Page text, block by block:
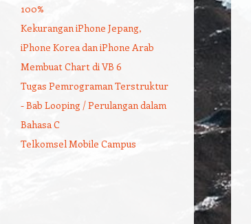
100%
Kekurangan iPhone Jepang,
iPhone Korea dan iPhone Arab
Membuat Chart di VB 6
Tugas Pemrograman Terstruktur
- Bab Looping / Perulangan dalam
Bahasa C
Telkomsel Mobile Campus